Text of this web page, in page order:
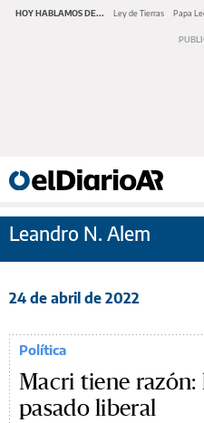
HOY HABLAMOS DE... Ley de Tierras Papa
Leandro N. Alem
24 de abril de 2022
Política
Macri tiene
pasado liberal